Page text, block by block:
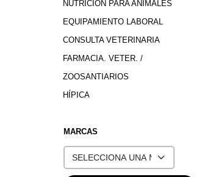
NUTRICIÓN PARA ANIMALES
EQUIPAMIENTO LABORAL
CONSULTA VETERINARIA
FARMACIA. VETER. /
ZOOSANTIARIOS
HÍPICA
MARCAS